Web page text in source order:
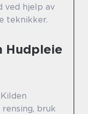
ved hjelp av
teknikker.
Hudpleie
bruk